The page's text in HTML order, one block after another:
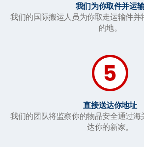
我们为你取件并运
我们的国际搬运人员为你取走运输件并
的地。
直接送达你地址
我们的团队将监察你的物品安全通过海
达你的新家。